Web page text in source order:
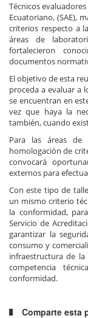
Técnicos
Ecuatoriano, (SAE),
criterios respecto a
áreas de
fortalecieron
documentos
El objetivo de esta
proceda a evaluar a
se encuentran en
vez que haya la
también, cuando
Para las áreas de
homologación de
convocará
externos para
Con este tipo de
un mismo criterio
la conformidad,
Servicio de
garantizar la
consumo y
infraestructura de
competencia
conformidad.
Comparte esta